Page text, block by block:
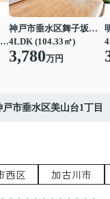
7LDK＋S(納戸) (219.39㎡)
神戸市垂水区舞子坂３丁目
4LDK (104.33㎡)
3,780万円
戸市垂水区美山台1丁目
西区 加古川市